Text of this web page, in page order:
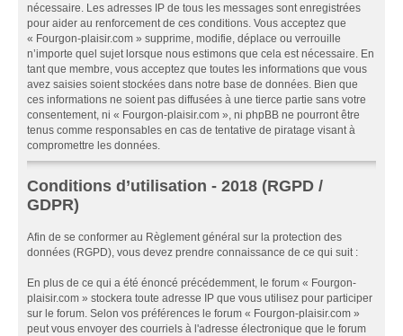
nécessaire. Les adresses IP de tous les messages sont enregistrées
pour aider au renforcement de ces conditions. Vous acceptez que
« Fourgon-plaisir.com » supprime, modifie, déplace ou verrouille
n’importe quel sujet lorsque nous estimons que cela est nécessaire. En
tant que membre, vous acceptez que toutes les informations que vous
avez saisies soient stockées dans notre base de données. Bien que
ces informations ne soient pas diffusées à une tierce partie sans votre
consentement, ni « Fourgon-plaisir.com », ni phpBB ne pourront être
tenus comme responsables en cas de tentative de piratage visant à
compromettre les données.
Conditions d’utilisation - 2018 (RGPD /
GDPR)
Afin de se conformer au Règlement général sur la protection des
données (RGPD), vous devez prendre connaissance de ce qui suit :
En plus de ce qui a été énoncé précédemment, le forum « Fourgon-
plaisir.com » stockera toute adresse IP que vous utilisez pour participer
sur le forum. Selon vos préférences le forum « Fourgon-plaisir.com »
peut vous envoyer des courriels à l'adresse électronique que le forum